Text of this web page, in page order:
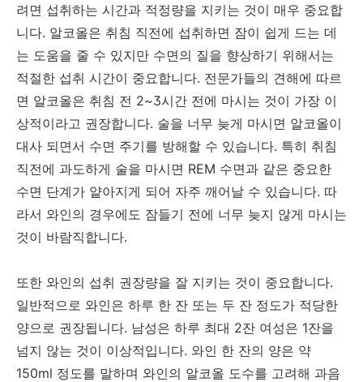
려면 섭취하는 시간과 적정량을 지키는 것이 매우 중요합
니다. 알코올은 취침 직전에 섭취하면 잠이 쉽게 드는 데
는 도움을 줄 수 있지만 수면의 질을 향상하기 위해서는
적절한 섭취 시간이 중요합니다. 전문가들의 견해에 따르
면 알코올은 취침 전 2~3시간 전에 마시는 것이 가장 이
상적이라고 권장합니다. 술을 너무 늦게 마시면 알코올이
대사 되면서 수면 주기를 방해할 수 있습니다. 특히 취침
직전에 과도하게 술을 마시면 REM 수면과 같은 중요한
수면 단계가 얕아지게 되어 자주 깨어날 수 있습니다. 따
라서 와인의 경우에도 잠들기 전에 너무 늦지 않게 마시는
것이 바람직합니다.
또한 와인의 섭취 권장량을 잘 지키는 것이 중요합니다.
일반적으로 와인은 하루 한 잔 또는 두 잔 정도가 적당한
양으로 권장됩니다. 남성은 하루 최대 2잔 여성은 1잔을
넘지 않는 것이 이상적입니다. 와인 한 잔의 양은 약
150ml 정도를 말하며 와인의 알코올 도수를 고려해 과음